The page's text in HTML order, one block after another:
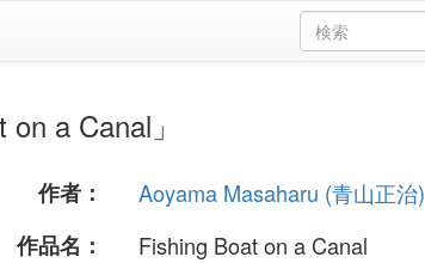
a Canal」
作者：
Aoyama Masaharu (青山正治)
作品名：
Fishing Boat on a Canal